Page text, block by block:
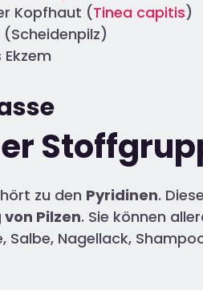
Kopfhaut (Tinea capitis)
zu den Pyridinen.
Pilzen. Sie können
Salbe, Nagellack,